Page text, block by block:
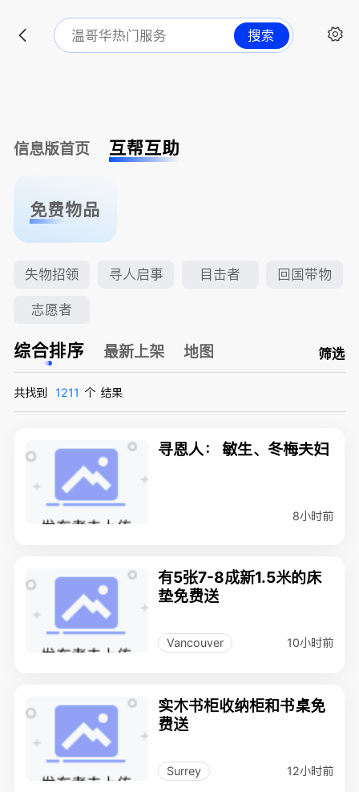
搜索
信息版首页 互帮互助
免费物品
失物招领 寻人启事 目击者 回国带物
志愿者
综合排序 最新上架 地图 筛选
共找到 1211 个 结果
寻恩人： 敏生、冬梅夫妇
8小时前
有5张7-8成新1.5米的床
垫免费送
Vancouver 10小时前
实木书柜收纳柜和书桌免
费送
Surrey 12小时前